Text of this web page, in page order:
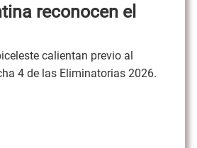
reconocen el
calientan previo al
4 de las Eliminatorias 2026.